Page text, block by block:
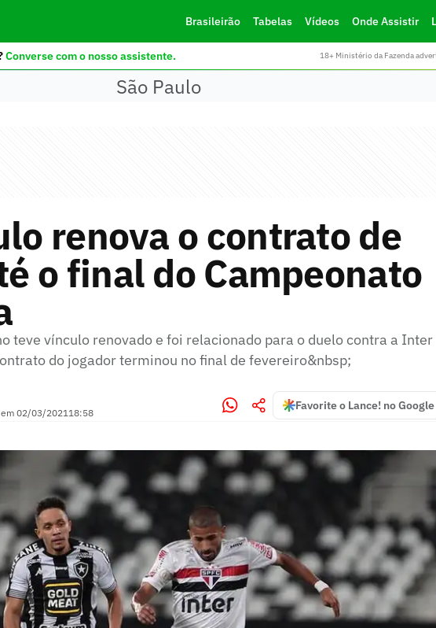
Brasileirão Tabelas Vídeos Onde Assistir
Converse com o nosso assistente. 18+ Ministério da Fazenda
São Paulo
renova o contrato de
o final do Campeonato
teve vínculo renovado e foi relacionado para o duelo contra a Inter
do jogador terminou no final de fevereiro&nbsp;
02/03/202118:58
Favorite o Lance! no Google